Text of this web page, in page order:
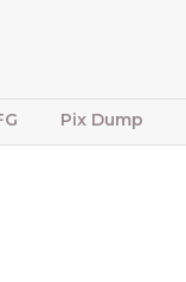
Pix Dump